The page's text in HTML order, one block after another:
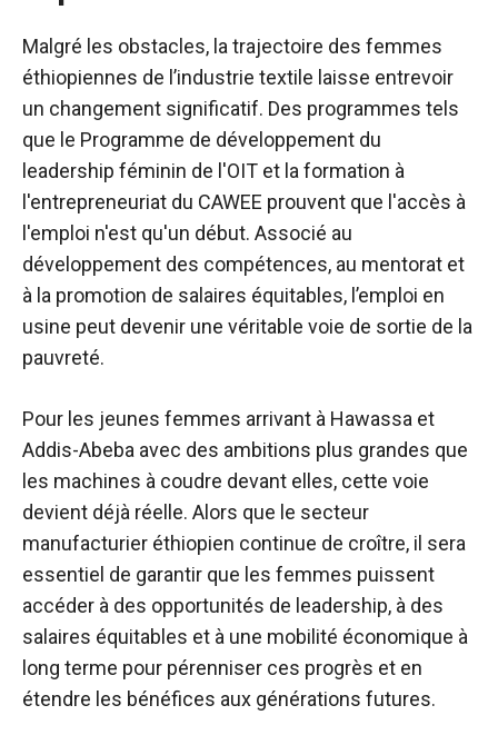
Malgré les obstacles, la trajectoire des femmes
éthiopiennes de l’industrie textile laisse entrevoir
un changement significatif. Des programmes tels
que le Programme de développement du
leadership féminin de l'OIT et la formation à
l'entrepreneuriat du CAWEE prouvent que l'accès à
l'emploi n'est qu'un début. Associé au
développement des compétences, au mentorat et
à la promotion de salaires équitables, l’emploi en
usine peut devenir une véritable voie de sortie de la
pauvreté.
Pour les jeunes femmes arrivant à Hawassa et
Addis-Abeba avec des ambitions plus grandes que
les machines à coudre devant elles, cette voie
devient déjà réelle. Alors que le secteur
manufacturier éthiopien continue de croître, il sera
essentiel de garantir que les femmes puissent
accéder à des opportunités de leadership, à des
salaires équitables et à une mobilité économique à
long terme pour pérenniser ces progrès et en
étendre les bénéfices aux générations futures.